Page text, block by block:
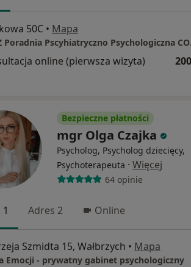
50C • Mapa
online (pierwsza wizyta)
Bezpieczne płatności
mgr Olga Czajka
Psycholog, Psycholog dziecięcy,
Psychoterapeuta · Więcej
64 opinie
Adres 2 Online
Szmidta 15, Wałbrzych • Mapa
Emocji - prywatny gabinet psychologiczny